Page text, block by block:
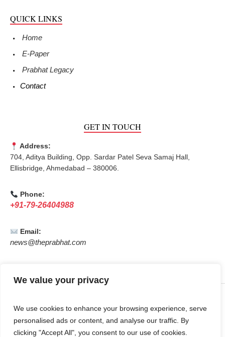
We value your privacy
We use cookies to enhance your browsing experience, serve
personalised ads or content, and analyse our traffic. By
clicking "Accept All", you consent to our use of cookies.
QUICK LINKS
Home
E-Paper
Prabhat Legacy
Contact
GET IN TOUCH
Address:
704, Aditya Building, Opp. Sardar Patel Seva Samaj Hall,
Ellisbridge, Ahmedabad – 380006.
Phone:
+91-79-26404988
Email:
news@theprabhat.com
Designed & Developed by
Sanat Digital World